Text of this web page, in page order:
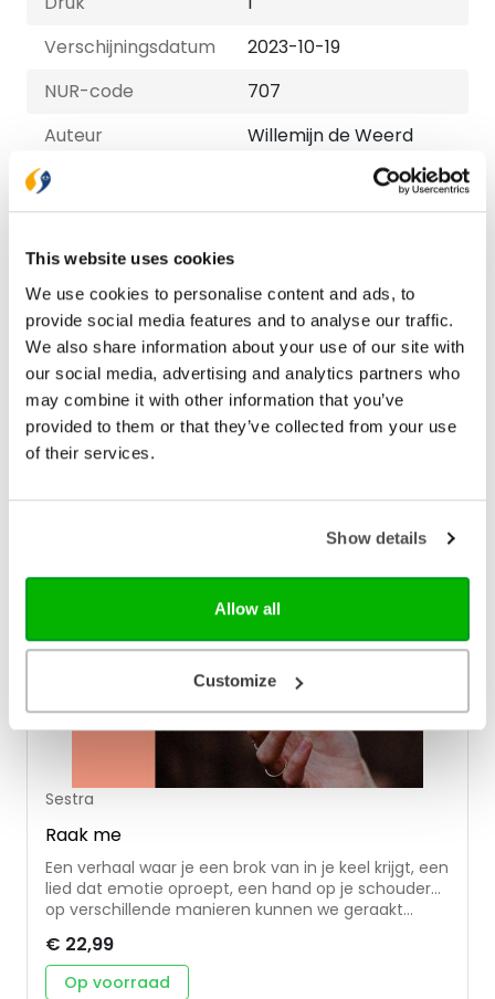
This website uses cookies
We use cookies to personalise content and ads, to
provide social media features and to analyse our traffic.
We also share information about your use of our site with
our social media, advertising and analytics partners who
may combine it with other information that you’ve
provided to them or that they’ve collected from your use
of their services.
Show details
Allow all
Customize
Verschijningsdatum
2023-10-19
NUR-code
707
Auteur
Willemijn de Weerd
Taal
Bezorging binnen 1–2 werkdagen
Gratis verzending vanaf € 20,-
Gratis retourneren
Bekijk ook eens
Sestra
Raak me
Een verhaal waar je een brok van in je keel krijgt, een
lied dat emotie oproept, een hand op je schouder…
op verschillende manieren kunnen we geraakt
mannen en vrouwen die geraakt werden door God.
We duiken de Bijbel in en onderzoeken op welke
manieren God mensen raakt, ook vandaag de dag
€ 22,99
Op voorraad